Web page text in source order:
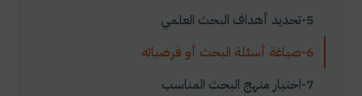
5-تحديد أهداف البحث العلمي
6-صياغة أسئلة البحث أو فرضياته
7-اختيار منهج البحث المناسب